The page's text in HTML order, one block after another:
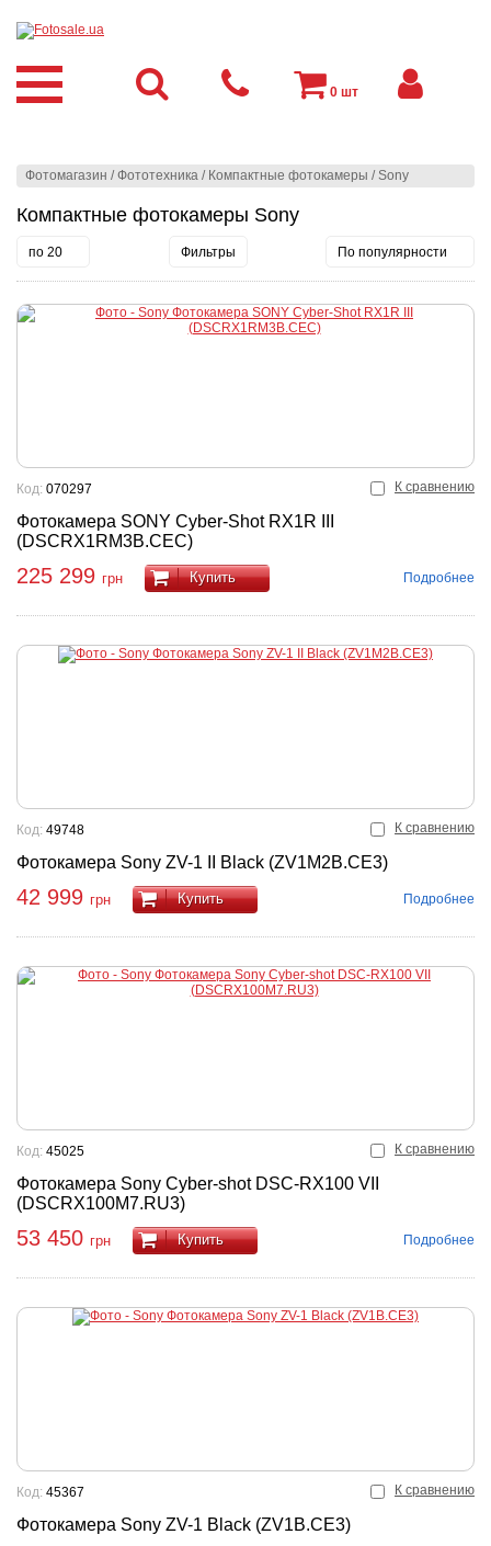
Фотомагазин /Фототехника / Компактные фотокамеры /Sony
Компактные фотокамеры Sony
по 20 Фильтры По популярности
К сравнению
Фотокамера SONY Cyber-Shot RX1R III
(DSCRX1RM3B.CEC)
Код: 070297
225 299 грн Купить Подробнее
К сравнению
Фотокамера Sony ZV-1 II Black (ZV1M2B.CE3)
Код: 49748
42 999 грн Купить Подробнее
К сравнению
Фотокамера Sony Cyber-shot DSC-RX100 VII
(DSCRX100M7.RU3)
Код: 45025
53 450 грн Купить Подробнее
К сравнению
Фотокамера Sony ZV-1 Black (ZV1B.CE3)
Код: 45367
0 шт